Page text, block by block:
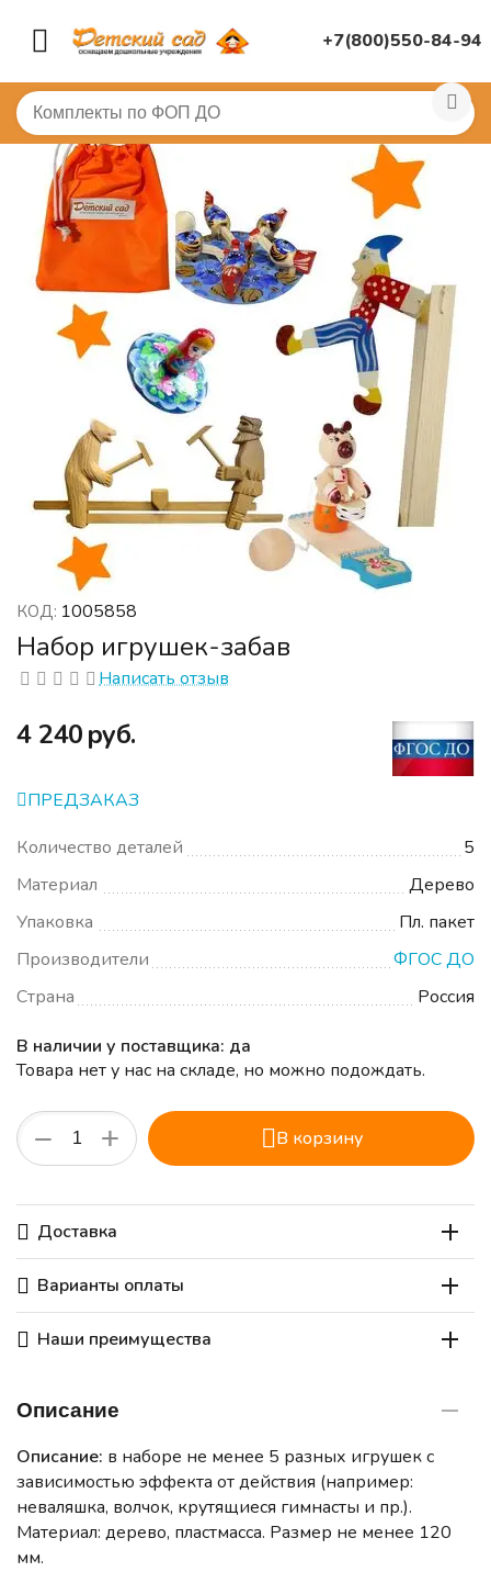
+7(800)550-84-94
Главная / (!) ГОТОВЫЕ ПОДБОРЫ ТОВАРОВ ПО
КОД: 1005858
Набор игрушек-забав
Написать отзыв
‍4 240‍руб.
ПРЕДЗАКАЗ
Количество деталей
5
Материал
Дерево
Упаковка
Пл. пакет
Производители
ФГОС ДО
Страна
Россия
В наличии у поставщика: да
Товара нет у нас на складе, но можно подождать.
+
− В корзину
Доставка
Варианты оплаты
Наши преимущества
Описание
Описание: в наборе не менее 5 разных игрушек с
зависимостью эффекта от действия (например:
неваляшка, волчок, крутящиеся гимнасты и пр.).
Материал: дерево, пластмасса. Размер не менее 120
мм.